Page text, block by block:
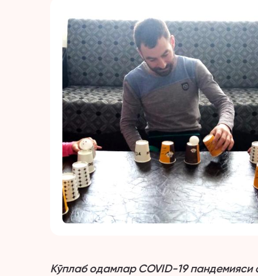
Кўплаб одамлар COVID-19пандемияси